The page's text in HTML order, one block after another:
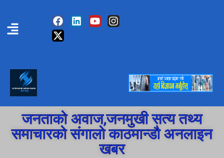
जनताको अवाज,जनमुखी सत्य तथ्य
समाचारको संगालो काठमान्डौ अनलाइन
खबर